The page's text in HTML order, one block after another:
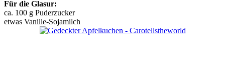
Für die Glasur:
ca. 100 g Puderzucker
etwas Vanille-Sojamilch